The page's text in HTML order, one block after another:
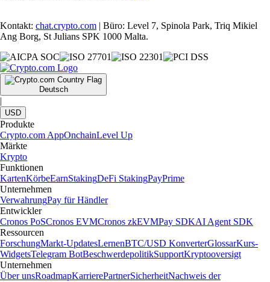
Kontakt: chat.crypto.com | Büro: Level 7, Spinola Park, Triq Mikiel
Ang Borg, St Julians SPK 1000 Malta.
Deutsch
|
USD
Produkte
Crypto.com AppOnchainLevel Up
Märkte
Krypto
Funktionen
KartenKörbeEarnStakingDeFi StakingPayPrime
Unternehmen
VerwahrungPay für Händler
Entwickler
Cronos PoSCronos EVMCronos zkEVMPay SDKAI Agent SDK
Ressourcen
ForschungMarkt-UpdatesLernenBTC/USD KonverterGlossarKurs-
WidgetsTelegram BotBeschwerdepolitikSupportKryptooversigt
Unternehmen
Über unsRoadmapKarrierePartnerSicherheitNachweis der